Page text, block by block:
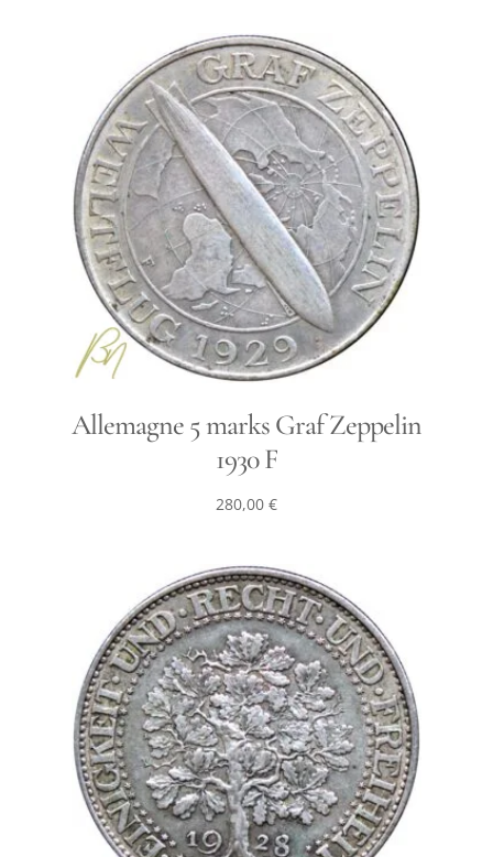
Allemagne 5 marks Graf Zeppelin
1930 F
280,00 €